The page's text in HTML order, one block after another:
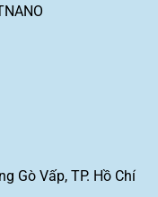
Gò Vấp, TP. Hồ Chí